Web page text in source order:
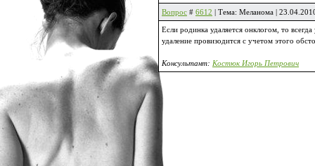
Вопрос # 6612 | Тема: Меланома |
Если родинка удаляется онклогом, то
удаление провизодится с учетом этого
Консультант: Костюк Игорь Петрович